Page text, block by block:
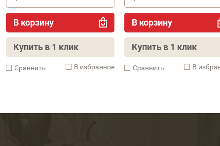
В корзину
Купить в 1 клик
Cравнить В избранное
В корзину
Купить в 1 клик
Cравнить В